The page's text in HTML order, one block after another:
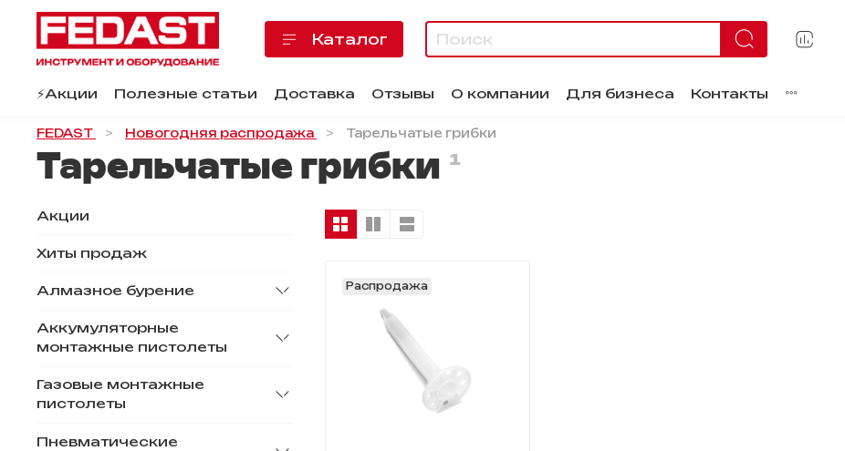
Каталог
⚡️Акции Полезные статьи Доставка Отзывы О компании Для бизнеса Контакты
FEDAST Новогодняя распродажа Тарельчатые грибки
Тарельчатые грибки 1
Распродажа
Акции
Хиты продаж
Алмазное бурение
Аккумуляторные
монтажные пистолеты
Газовые монтажные
пистолеты
Пневматические